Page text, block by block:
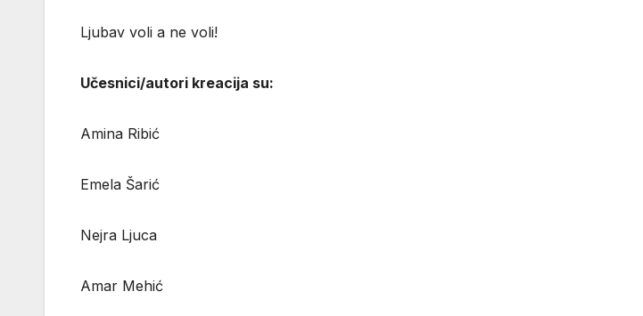
Ljubav voli a ne voli!
Učesnici/autori kreacija su:
Amina Ribić
Emela Šarić
Nejra Ljuca
Amar Mehić